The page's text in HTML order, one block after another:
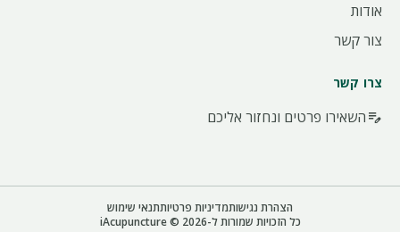
אודות
צור קשר
צרו קשר
edit_noteהשאירו פרטים ונחזור אליכם
הצהרת נגישותמדיניות פרטיותתנאי שימוש
כל הזכויות שמורות ל-iAcupuncture © 2026